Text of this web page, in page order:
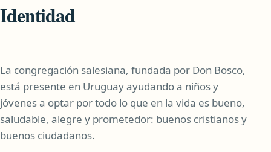
Identidad
La congregación salesiana, fundada por Don Bosco,
está presente en Uruguay ayudando a niños y
jóvenes a optar por todo lo que en la vida es bueno,
saludable, alegre y prometedor: buenos cristianos y
buenos ciudadanos.